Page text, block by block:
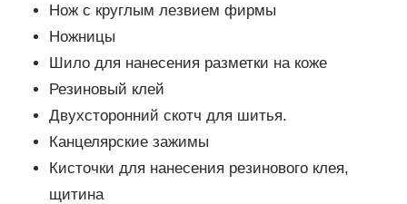
Нож с круглым лезвием фирмы
Ножницы
Шило для нанесения разметки на коже
Резиновый клей
Двухсторонний скотч для шитья.
Канцелярские зажимы
Кисточки для нанесения резинового клея,
щитина